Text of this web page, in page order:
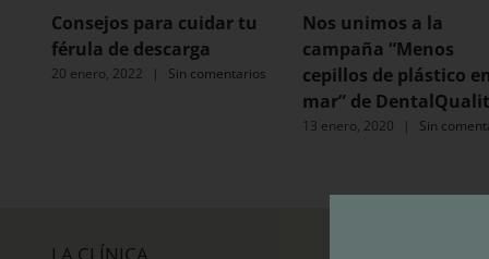
Consejos para cuidar tu
férula de descarga
20 enero, 2022 | Sin comentarios
Nos unimos a la
campaña “Menos
cepillos de plástico
mar” de
13 enero, 2020 | Sin